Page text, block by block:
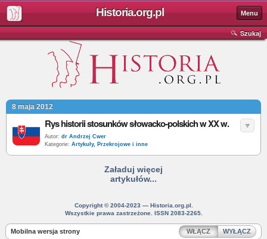
Historia.org.pl Menu
Szukaj
8 maja 2012
Rys historii stosunków słowacko-polskich w XX w.
Autor: dr Andrzej Cwer
Kategorie: Artykuły, Przekrojowe i inne
Załaduj więcej
artykułów...
Copyright © 2004-2023 — Historia.org.pl.
Wszystkie prawa zastrzeżone. ISSN 2083-2265.
Mobilna wersja strony WŁĄCZ WYŁĄCZ